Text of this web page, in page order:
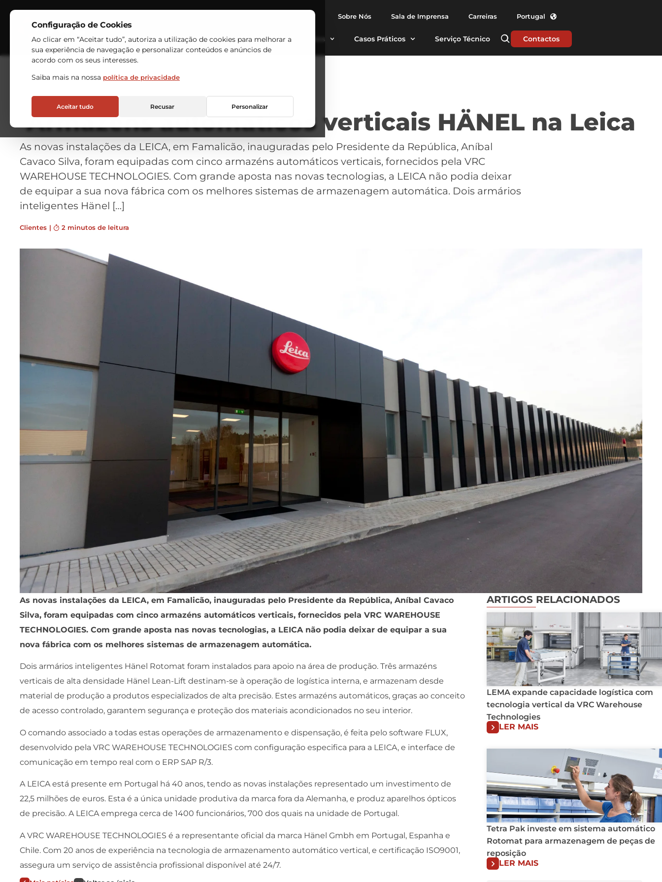
Configuração de Cookies
Ao clicar em “Aceitar tudo”, autoriza a utilização de cookies para melhorar a
sua experiência de navegação e personalizar conteúdos e anúncios de
acordo com os seus interesses.
Saiba mais na nossa política de privacidade
Aceitar tudo Recusar Personalizar
Sobre Nós Sala de Imprensa Carreiras Portugal
Indústrias Armazéns Automáticos Aplicações Casos Práticos Serviço Técnico Contactos
Armazéns automáticos verticais HÄNEL na Leica
As novas instalações da LEICA, em Famalicão, inauguradas pelo Presidente da República, Aníbal
Cavaco Silva, foram equipadas com cinco armazéns automáticos verticais, fornecidos pela VRC
WAREHOUSE TECHNOLOGIES. Com grande aposta nas novas tecnologias, a LEICA não podia deixar
de equipar a sua nova fábrica com os melhores sistemas de armazenagem automática. Dois armários
inteligentes Hänel […]
Clientes | 2 minutos de leitura
As novas instalações da LEICA, em Famalicão, inauguradas pelo Presidente da República, Aníbal Cavaco
Silva, foram equipadas com cinco armazéns automáticos verticais, fornecidos pela VRC WAREHOUSE
TECHNOLOGIES. Com grande aposta nas novas tecnologias, a LEICA não podia deixar de equipar a sua
nova fábrica com os melhores sistemas de armazenagem automática.
Dois armários inteligentes Hänel Rotomat foram instalados para apoio na área de produção. Três armazéns
verticais de alta densidade Hänel Lean-Lift destinam-se à operação de logística interna, e armazenam desde
material de produção a produtos especializados de alta precisão. Estes armazéns automáticos, graças ao conceito
de acesso controlado, garantem segurança e proteção dos materiais acondicionados no seu interior.
O comando associado a todas estas operações de armazenamento e dispensação, é feita pelo software FLUX,
desenvolvido pela VRC WAREHOUSE TECHNOLOGIES com configuração especifica para a LEICA, e interface de
comunicação em tempo real com o ERP SAP R/3.
A LEICA está presente em Portugal há 40 anos, tendo as novas instalações representado um investimento de
22,5 milhões de euros. Esta é a única unidade produtiva da marca fora da Alemanha, e produz aparelhos ópticos
de precisão. A LEICA emprega cerca de 1400 funcionários, 700 dos quais na unidade de Portugal.
A VRC WAREHOUSE TECHNOLOGIES é a representante oficial da marca Hänel Gmbh em Portugal, Espanha e
Chile. Com 20 anos de experiência na tecnologia de armazenamento automático vertical, e certificação ISO9001,
assegura um serviço de assistência profissional disponível até 24/7.
ARTIGOS RELACIONADOS
LEMA expande capacidade logística com
tecnologia vertical da VRC Warehouse
Technologies
LER MAIS
Tetra Pak investe em sistema automático
Rotomat para armazenagem de peças de
reposição
LER MAIS